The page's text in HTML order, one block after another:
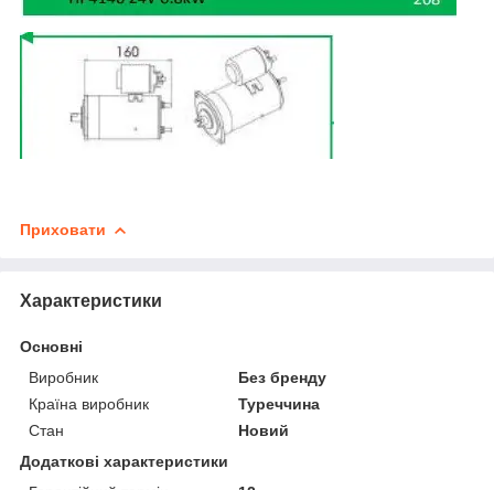
Приховати
Характеристики
Основні
Виробник
Без бренду
Країна виробник
Туреччина
Стан
Новий
Додаткові характеристики